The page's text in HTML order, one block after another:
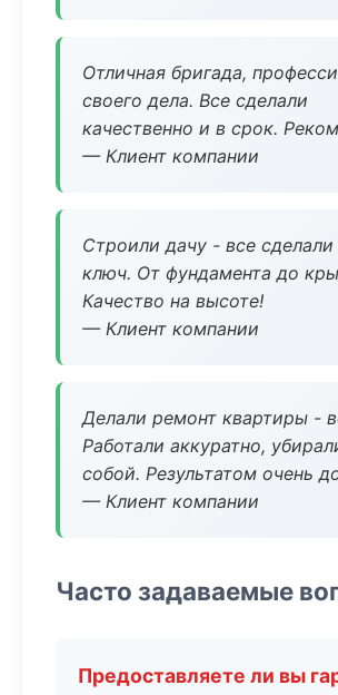
Отличная бригада,
своего дела. Все сделали
качественно и в срок.
— Клиент компании
Строили дачу - все сделали
ключ. От фундамента до
Качество на высоте!
— Клиент компании
Делали ремонт квартиры -
Работали аккуратно,
собой. Результатом очень
— Клиент компании
Часто задаваемые
Предоставляете ли вы